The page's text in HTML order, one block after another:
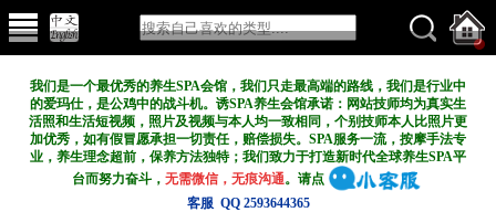
我们是一个最优秀的养生SPA会馆，我们只走最高端的路线，我们是行业中
的爱玛仕，是公鸡中的战斗机。诱SPA养生会馆承诺：网站技师均为真实生
活照和生活短视频，照片及视频与本人均一致相同，个别技师本人比照片更
加优秀，如有假冒愿承担一切责任，赔偿损失。SPA服务一流，按摩手法专
业，养生理念超前，保养方法独特；我们致力于打造新时代全球养生SPA平
台而努力奋斗，无需微信，无痕沟通。请点
客服 QQ 2593644365